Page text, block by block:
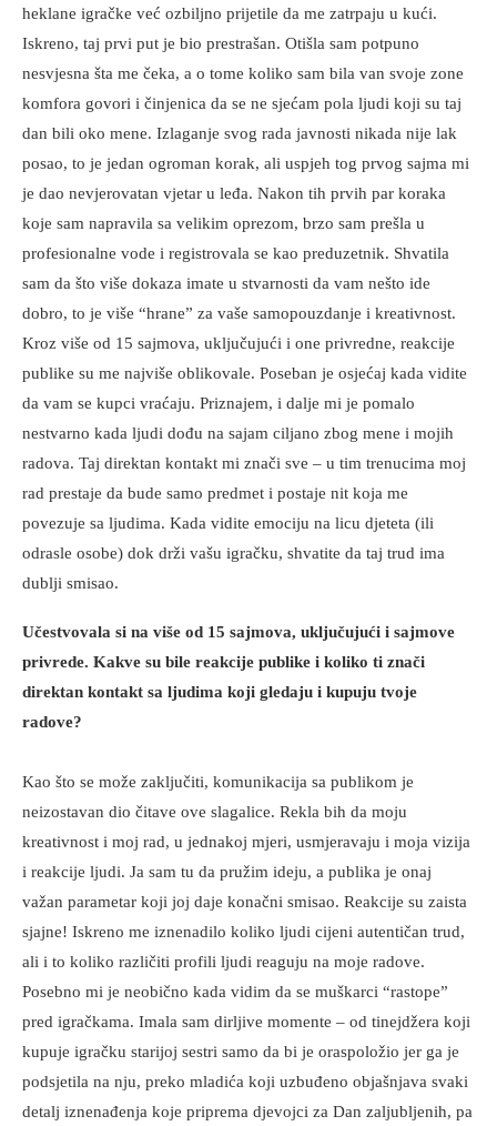
heklane igračke već ozbiljno prijetile da me zatrpaju u kući.
Iskreno, taj prvi put je bio prestrašan. Otišla sam potpuno
nesvjesna šta me čeka, a o tome koliko sam bila van svoje zone
komfora govori i činjenica da se ne sjećam pola ljudi koji su taj
dan bili oko mene. Izlaganje svog rada javnosti nikada nije lak
posao, to je jedan ogroman korak, ali uspjeh tog prvog sajma mi
je dao nevjerovatan vjetar u leđa. Nakon tih prvih par koraka
koje sam napravila sa velikim oprezom, brzo sam prešla u
profesionalne vode i registrovala se kao preduzetnik. Shvatila
sam da što više dokaza imate u stvarnosti da vam nešto ide
dobro, to je više “hrane” za vaše samopouzdanje i kreativnost.
Kroz više od 15 sajmova, uključujući i one privredne, reakcije
publike su me najviše oblikovale. Poseban je osjećaj kada vidite
da vam se kupci vraćaju. Priznajem, i dalje mi je pomalo
nestvarno kada ljudi dođu na sajam ciljano zbog mene i mojih
radova. Taj direktan kontakt mi znači sve – u tim trenucima moj
rad prestaje da bude samo predmet i postaje nit koja me
povezuje sa ljudima. Kada vidite emociju na licu djeteta (ili
odrasle osobe) dok drži vašu igračku, shvatite da taj trud ima
dublji smisao.
Učestvovala si na više od 15 sajmova, uključujući i sajmove
privrede. Kakve su bile reakcije publike i koliko ti znači
direktan kontakt sa ljudima koji gledaju i kupuju tvoje
radove?
Kao što se može zaključiti, komunikacija sa publikom je
neizostavan dio čitave ove slagalice. Rekla bih da moju
kreativnost i moj rad, u jednakoj mjeri, usmjeravaju i moja vizija
i reakcije ljudi. Ja sam tu da pružim ideju, a publika je onaj
važan parametar koji joj daje konačni smisao. Reakcije su zaista
sjajne! Iskreno me iznenadilo koliko ljudi cijeni autentičan trud,
ali i to koliko različiti profili ljudi reaguju na moje radove.
Posebno mi je neobično kada vidim da se muškarci “rastope”
pred igračkama. Imala sam dirljive momente – od tinejdžera koji
kupuje igračku starijoj sestri samo da bi je oraspoložio jer ga je
podsjetila na nju, preko mladića koji uzbuđeno objašnjava svaki
detalj iznenađenja koje priprema djevojci za Dan zaljubljenih, pa